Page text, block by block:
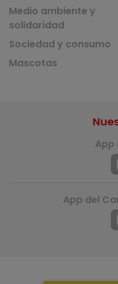
Medio ambiente y
solidaridad
Sociedad y consumo
Mascotas
App
App del